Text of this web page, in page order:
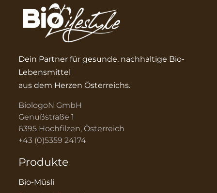
Dein Partner für gesunde, nachhaltige Bio-
Lebensmittel
aus dem Herzen Österreichs.
BiologoN GmbH
Genußstraße 1
6395 Hochfilzen, Österreich
+43 (0)5359 24174
Produkte
Bio-Müsli